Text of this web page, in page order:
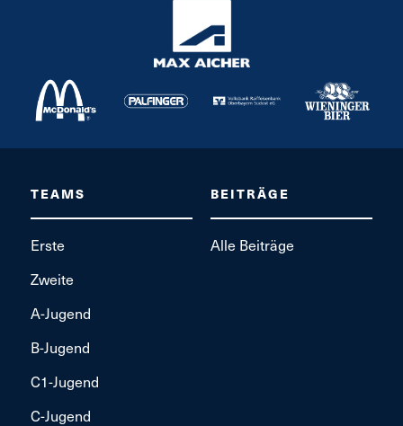
TEAMS
Erste
Zweite
A-Jugend
B-Jugend
C1-Jugend
C-Jugend
BEITRÄGE
Alle Beiträge